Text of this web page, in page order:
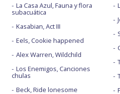
La Casa Azul, Fauna y flora
subacuática
Kasabian, Act III
Eels, Cookie happened
Alex Warren, Wildchild
Los Enemigos, Canciones
chulas
Beck, Ride lonesome